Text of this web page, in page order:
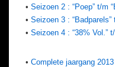
• Seizoen 2 : “Poep” t/m
• Seizoen 3 : “Badparels”
• Seizoen 4 : “38% Vol.”
• Complete jaargang 2013